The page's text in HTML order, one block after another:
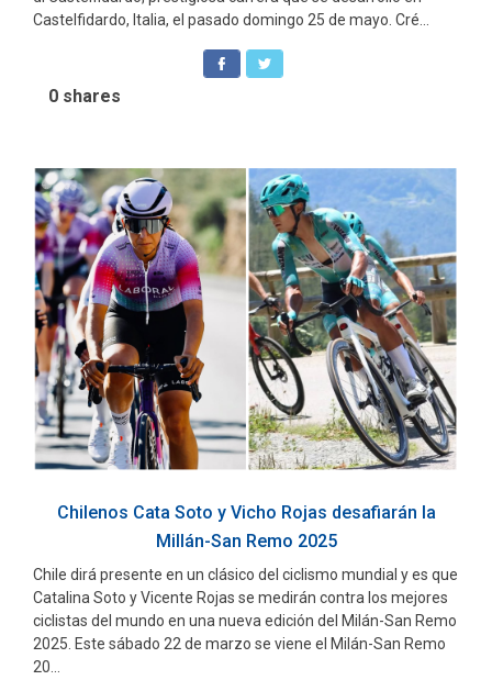
Castelfidardo, Italia, el pasado domingo 25 de mayo. Cré...
0 shares
Chilenos Cata Soto y Vicho Rojas desafiarán la
Millán-San Remo 2025
Chile dirá presente en un clásico del ciclismo mundial y es que
Catalina Soto y Vicente Rojas se medirán contra los mejores
ciclistas del mundo en una nueva edición del Milán-San Remo
2025. Este sábado 22 de marzo se viene el Milán-San Remo
20...